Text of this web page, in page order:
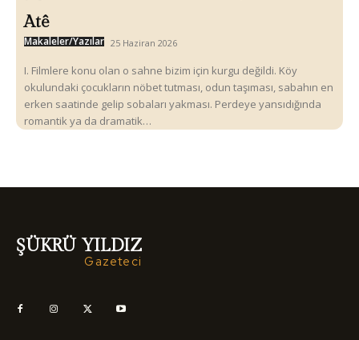
Atê
Makaleler/Yazılar 25 Haziran 2026
I. Filmlere konu olan o sahne bizim için kurgu değildi. Köy
okulundaki çocukların nöbet tutması, odun taşıması, sabahın en
erken saatinde gelip sobaları yakması. Perdeye yansıdığında
romantik ya da dramatik…
ŞÜKRÜ YILDIZ
Gazeteci